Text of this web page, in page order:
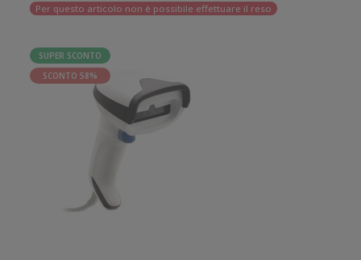
Per questo articolo non è possibile effettuare il reso
SUPER SCONTO
SCONTO 58%